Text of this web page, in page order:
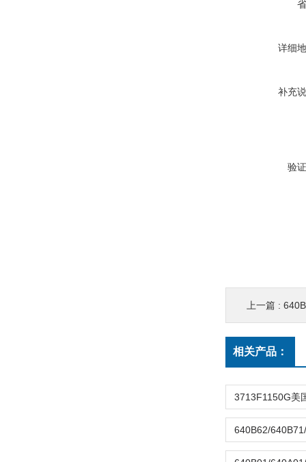
详细
补充
验
上一篇 :
相关产品：